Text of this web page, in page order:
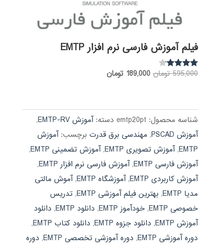
فیلم آموزش فارسی نرم افزار EMTP
نمره
595,000 تومان قیمت
بود.
189,000 تومانقیمت
شناسه محصول: emtp20pt دسته:آموزش EMTP-RV
,
آموزش PSCAD
, مهندسی برق قدرت برچسب:آموزش
EMTP
,آموزش تصویری EMTP ,آموزش تضمینی EMTP
,
آموزش فارسی EMTP
,آموزش فارسی نرم افزار EMTP
,
آموزش کاربردی EMTP
,آموزشگاه EMTP ,آموش مالتی
مدیا EMTP
, بهترین فیلم آموزشی EMTP , تدریس
خصوصی EMTP
, خودآموز EMTP , دانلود EMTP , دانلود
آموزش EMTP
, دانلود جزوه EMTP , دانلود کتاب EMTP
,
دوره آموزشی EMTP
, دوره آموزشی تخصصی EMTP , دوره